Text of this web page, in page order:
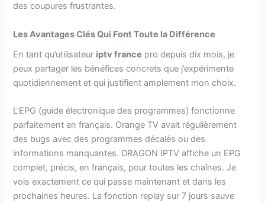
des coupures frustrantes.
Les Avantages Clés Qui Font Toute la Différence
En tant qu’utilisateur iptv france pro depuis dix mois, je
peux partager les bénéfices concrets que j’expérimente
quotidiennement et qui justifient amplement mon choix.
L’EPG (guide électronique des programmes) fonctionne
parfaitement en français. Orange TV avait régulièrement
des bugs avec des programmes décalés ou des
informations manquantes. DRAGON IPTV affiche un EPG
complet, précis, en français, pour toutes les chaînes. Je
vois exactement ce qui passe maintenant et dans les
prochaines heures. La fonction replay sur 7 jours sauve